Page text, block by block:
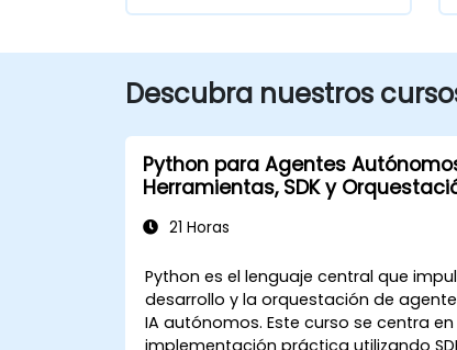
Descubra nuestros
Python para Agentes
Herramientas, SDK y
21 Horas
Python es el lenguaje central que
desarrollo y la orquestación de
IA autónomos. Este curso se centra en
implementación práctica utilizando